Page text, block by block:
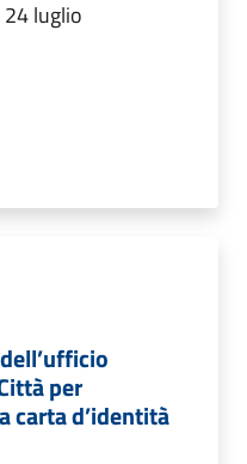
luglio
per
carta d’identità